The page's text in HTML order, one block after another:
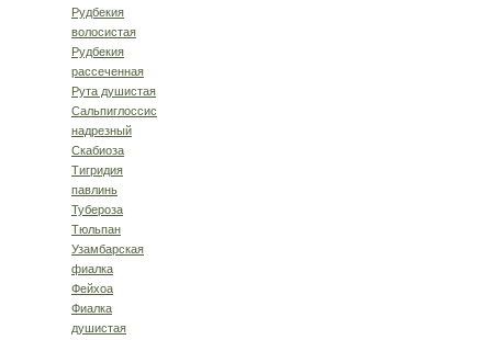
Рудбекия
волосистая
Рудбекия
рассеченная
Рута душистая
Сальпиглоссис
надрезный
Скабиоза
Тигридия
павлинь
Тубероза
Тюльпан
Узамбарская
фиалка
Фейхоа
Фиалка
душистая